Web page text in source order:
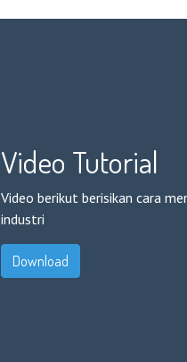
Video Tutorial
Video berikut berisikan cara
industri
Download